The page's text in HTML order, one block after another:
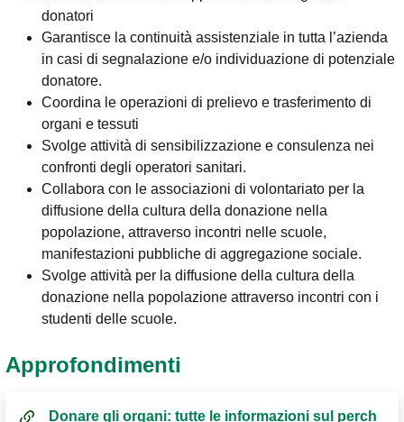
donatori
Garantisce la continuità assistenziale in tutta l’azienda
in casi di segnalazione e/o individuazione di potenziale
donatore.
Coordina le operazioni di prelievo e trasferimento di
organi e tessuti
Svolge attività di sensibilizzazione e consulenza nei
confronti degli operatori sanitari.
Collabora con le associazioni di volontariato per la
diffusione della cultura della donazione nella
popolazione, attraverso incontri nelle scuole,
manifestazioni pubbliche di aggregazione sociale.
Svolge attività per la diffusione della cultura della
donazione nella popolazione attraverso incontri con i
studenti delle scuole.
Approfondimenti
Donare gli organi: tutte le informazioni sul perch